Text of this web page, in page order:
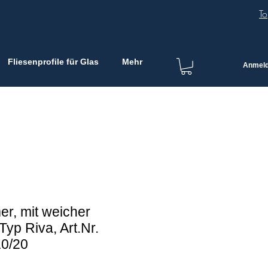
Fliesenprofile für Glas Mehr
mit weicher
Riva, Art.Nr.
20